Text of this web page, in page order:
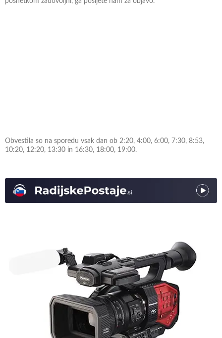
Obvestila so na sporedu vsak dan ob 2:20, 4:00, 6:00, 7:30, 8:53,
10:20, 12:20, 13:30 in 16:30, 18:00, 19:00.